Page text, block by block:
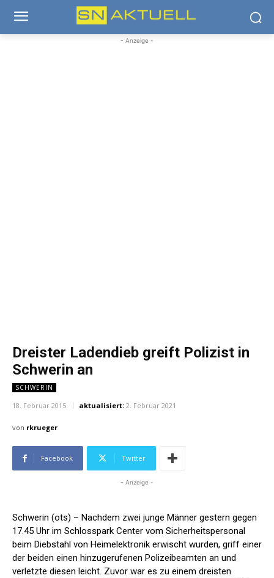
- Anzeige -
Dreister Ladendieb greift Polizist in
Schwerin an
SCHWERIN
18. Februar 2015 aktualisiert: 2. Februar 2021
von rkrueger
Facebook Twitter
- Anzeige -
Schwerin (ots) – Nachdem zwei junge Männer gestern gegen
17.45 Uhr im Schlosspark Center vom Sicherheitspersonal
beim Diebstahl von Heimelektronik erwischt wurden, griff einer
der beiden einen hinzugerufenen Polizeibeamten an und
verletzte diesen leicht. Zuvor war es zu einem dreisten